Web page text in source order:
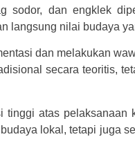
sodor, dan engklek
langsung nilai budaya
dan melakukan
secara teoritis,
atas pelaksanaan
lokal, tetapi juga